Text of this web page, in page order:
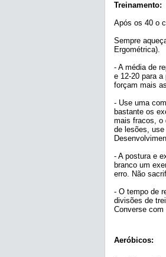
Treinamento:
Após os 40 o
Sempre
Ergométrica).
- A média de
e 12-20 para
forçam mais
- Use uma
bastante os
mais fracos, o
de lesões,
- A postura e
branco um
erro. Não
- O tempo de
divisões de
Converse com
Aeróbicos: